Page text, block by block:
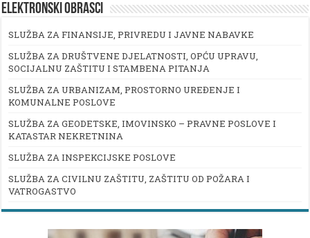
ELEKTRONSKI OBRASCI
SLUŽBA ZA FINANSIJE, PRIVREDU I JAVNE NABAVKE
SLUŽBA ZA DRUŠTVENE DJELATNOSTI, OPĆU UPRAVU,
SOCIJALNU ZAŠTITU I STAMBENA PITANJA
SLUŽBA ZA URBANIZAM, PROSTORNO UREĐENJE I
KOMUNALNE POSLOVE
SLUŽBA ZA GEODETSKE, IMOVINSKO – PRAVNE POSLOVE I
KATASTAR NEKRETNINA
SLUŽBA ZA INSPEKCIJSKE POSLOVE
SLUŽBA ZA CIVILNU ZAŠTITU, ZAŠTITU OD POŽARA I
VATROGASTVO